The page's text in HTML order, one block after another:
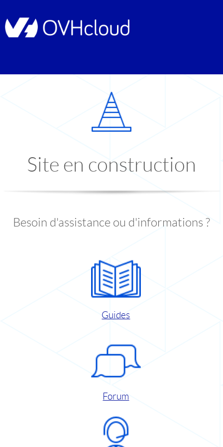
Site en construction
Besoin d'assistance ou d'informations ?
Guides
Forum